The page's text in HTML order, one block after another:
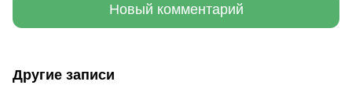
Новый комментарий
Другие записи